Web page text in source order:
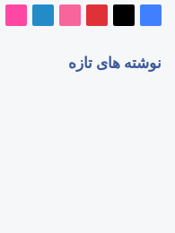
نوشته های تازه